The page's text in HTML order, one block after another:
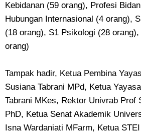
Kebidanan (59 orang), Profesi
Hubungan Internasional (4 orang),
(18 orang), S1 Psikologi (28
orang)
Tampak hadir, Ketua Pembina
Susiana Tabrani MPd, Ketua
Tabrani MKes, Rektor Univrab Prof
PhD, Ketua Senat Akademik
Isna Wardaniati MFarm, Ketua